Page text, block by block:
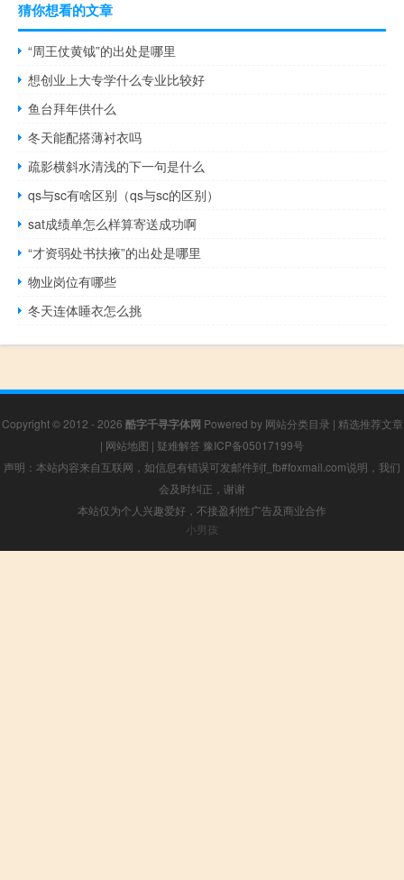
猜你想看的文章
“周王仗黄钺”的出处是哪里
想创业上大专学什么专业比较好
鱼台拜年供什么
冬天能配搭薄衬衣吗
疏影横斜水清浅的下一句是什么
qs与sc有啥区别（qs与sc的区别）
sat成绩单怎么样算寄送成功啊
“才资弱处书扶掖”的出处是哪里
物业岗位有哪些
冬天连体睡衣怎么挑
Copyright © 2012 - 2026 酷字千寻字体网 Powered by 网站分类目录 | 精选推荐文章
| 网站地图 | 疑难解答 豫ICP备05017199号
声明：本站内容来自互联网，如信息有错误可发邮件到f_fb#foxmail.com说明，我们
会及时纠正，谢谢
本站仅为个人兴趣爱好，不接盈利性广告及商业合作
小男孩